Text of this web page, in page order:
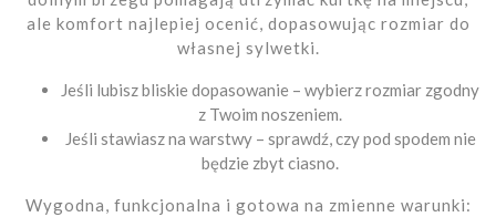
ale komfort najlepiej ocenić, dopasowując rozmiar do
własnej sylwetki.
Jeśli lubisz bliskie dopasowanie – wybierz rozmiar zgodny
z Twoim noszeniem.
Jeśli stawiasz na warstwy – sprawdź, czy pod spodem nie
będzie zbyt ciasno.
Wygodna, funkcjonalna i gotowa na zmienne warunki: